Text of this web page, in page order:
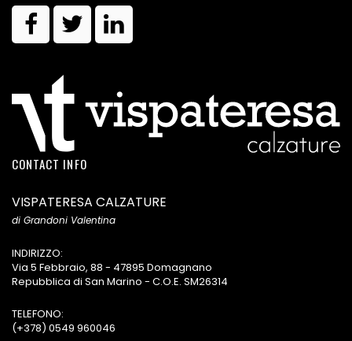
CONTACT INFO
VISPATERESA CALZATURE
di Grandoni Valentina
INDIRIZZO:
Via 5 Febbraio, 88 - 47895 Domagnano
Repubblica di San Marino - C.O.E. SM26314
TELEFONO:
(+378) 0549 960046